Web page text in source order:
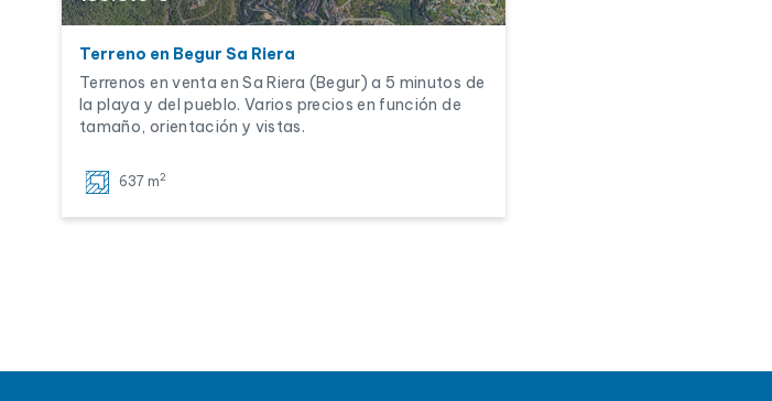
Terreno en Begur Sa Riera
Terrenos en venta en Sa Riera (Begur) a 5 minutos de
la playa y del pueblo. Varios precios en función de
tamaño, orientación y vistas.
637 m2